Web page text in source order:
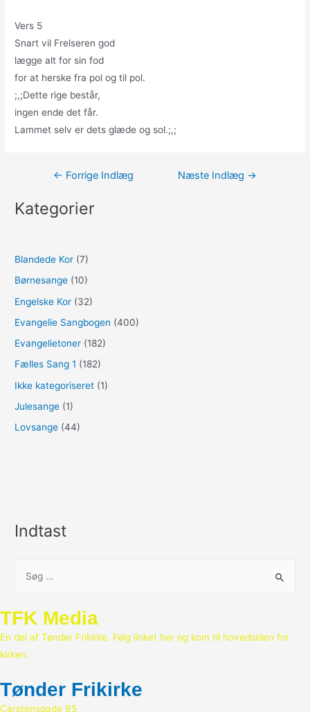
Vers 5
Snart vil Frelseren god
lægge alt for sin fod
for at herske fra pol og til pol.
;,;Dette rige består,
ingen ende det får.
Lammet selv er dets glæde og sol.;,;
Indlægsnavigation
← Forrige Indlæg Næste Indlæg →
Kategorier
Blandede Kor (7)
Børnesange (10)
Engelske Kor (32)
Evangelie Sangbogen (400)
Evangelietoner (182)
Fælles Sang 1 (182)
Ikke kategoriseret (1)
Julesange (1)
Lovsange (44)
Indtast
e
f
t
r
TFK Media
En del af Tønder Frikirke. Følg linket her og kom til hovedsiden for
kirken.
Tønder Frikirke
Carstensgade 95